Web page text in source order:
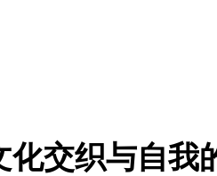
交织与自我